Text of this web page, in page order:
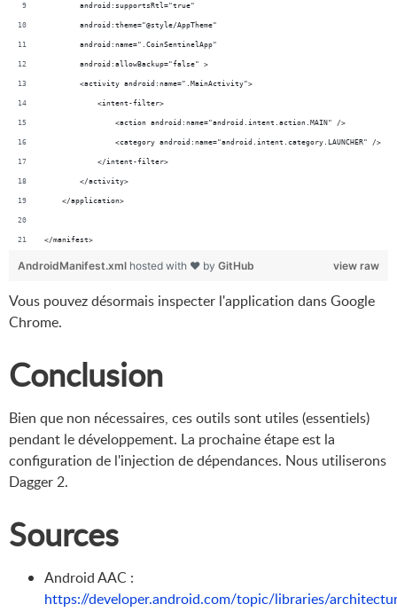
        android:supportsRtl="true"
        android:theme="@style/AppTheme"
        android:name=".CoinSentinelApp"
        android:allowBackup="false" >
        <activity android:name=".MainActivity">
            <intent-filter>
                <action android:name="android.intent.action.MAIN" />
                <category android:name="android.intent.category.LAUNCHER" />
            </intent-filter>
        </activity>
    </application>
</manifest>
view raw
AndroidManifest.xml hosted with ❤ by GitHub
Vous pouvez désormais inspecter l'application dans Google
Chrome.
Conclusion
Bien que non nécessaires, ces outils sont utiles (essentiels)
pendant le développement. La prochaine étape est la
configuration de l'injection de dépendances. Nous utiliserons
Dagger 2.
Sources
Android AAC :
https://developer.android.com/topic/libraries/